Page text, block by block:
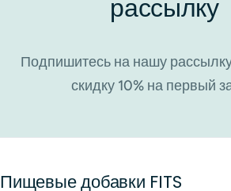
ежедневно во время еды, следуя
выбирают более
добавок с рыбьим жиром Омега-3
Добавки с
рассылку
Подпишитесь на нашу
скидку 10% на первый
Пищевые добавки FITS